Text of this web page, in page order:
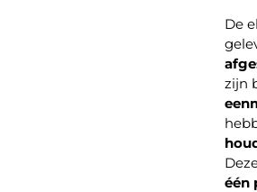
De
zijn
één